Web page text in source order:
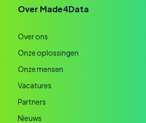
Over Made4Data
Over ons
Onze oplossingen
Onze mensen
Vacatures
Partners
Nieuws